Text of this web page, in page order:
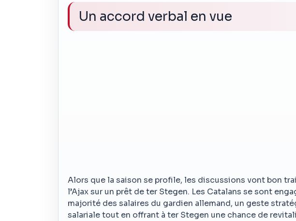
Un accord verbal en vue
Alors que la saison se profile, les discussions vont bon
l’Ajax sur un prêt de ter Stegen. Les Catalans se sont
majorité des salaires du gardien allemand, un geste
salariale tout en offrant à ter Stegen une chance de